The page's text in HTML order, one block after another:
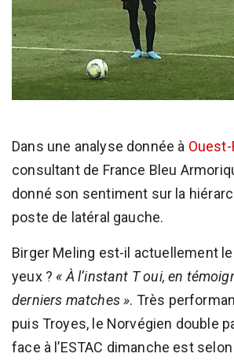
Dans une analyse donnée à
consultant de France Bleu
donné son sentiment sur la
poste de latéral gauche.
Birger Meling est-il actuellement
yeux ? « À l’instant T oui, en
derniers matches ». Très
puis Troyes, le Norvégien double
face à l’ESTAC dimanche est